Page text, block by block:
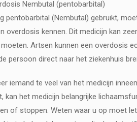
Nembutal (pentobarbital)
pentobarbital (Nembutal) gebruikt,
overdosis kennen. Dit medicijn kan
Artsen kunnen een overdosis
persoon direct naar het ziekenhuis
iemand te veel van het medicijn
kan het medicijn belangrijke
of stoppen. Weten waar u op moet